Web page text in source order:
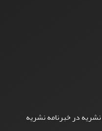
در خبرنامه نشریه